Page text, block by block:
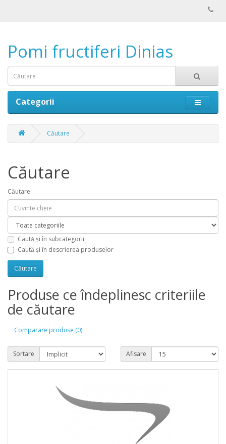
Pomi fructiferi Dinias
Categorii
Căutare
Căutare
Căutare:
Caută și în subcategorii
Caută și în descrierea produselor
Produse ce îndeplinesc criteriile
de căutare
Comparare produse (0)
Sortare Afisare